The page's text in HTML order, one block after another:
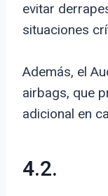
evitar
situaciones
Además, el
airbags, que
adicional en
4.2.